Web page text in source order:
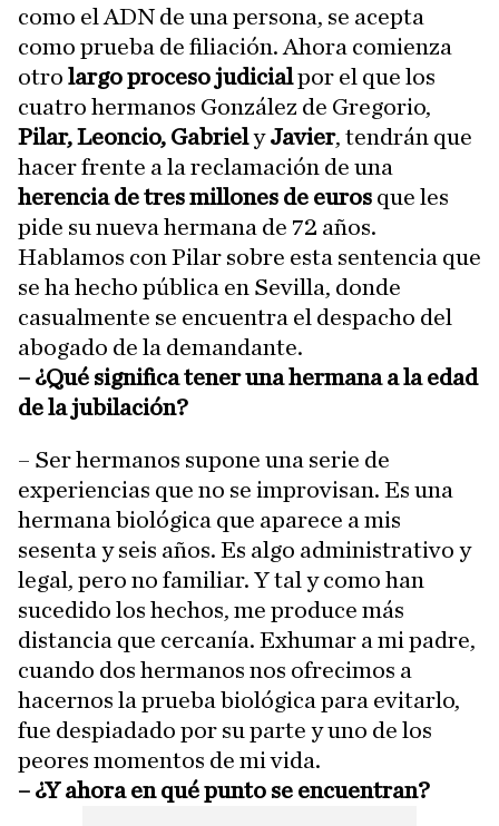
como el ADN de una persona, se acepta
como prueba de filiación. Ahora comienza
otro largo proceso judicialpor el que los
cuatro hermanos González de Gregorio,
Pilar, Leoncio, GabrielyJavier, tendrán que
hacer frente a la reclamación de una
herencia de tres millones de euros que les
pide su nueva hermana de 72 años.
Hablamos con Pilar sobre esta sentencia que
se ha hecho pública en Sevilla, donde
casualmente se encuentra el despacho del
abogado de la demandante.
– ¿Qué significa tener una hermana a la edad
de la jubilación?
– Ser hermanos supone una serie de
experiencias que no se improvisan. Es una
hermana biológica que aparece a mis
sesenta y seis años. Es algo administrativo y
legal, pero no familiar. Y tal y como han
sucedido los hechos, me produce más
distancia que cercanía. Exhumar a mi padre,
cuando dos hermanos nos ofrecimos a
hacernos la prueba biológica para evitarlo,
fue despiadado por su parte y uno de los
peores momentos de mi vida.
– ¿Y ahora en qué punto se encuentran?